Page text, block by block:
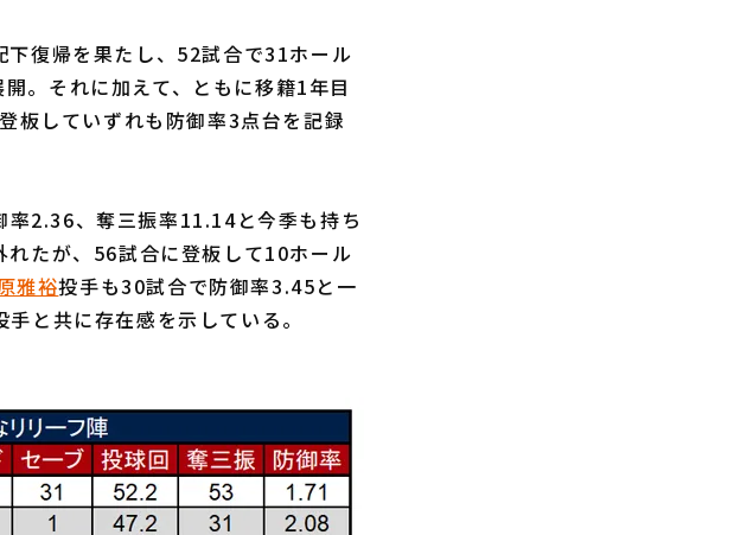
復帰を果たし、52試合で31ホール
。それに加えて、ともに移籍1年目
板していずれも防御率3点台を記録
2.36、奪三振率11.14と今季も持ち
たが、56試合に登板して10ホール
雅裕投手も30試合で防御率3.45と一
手と共に存在感を示している。